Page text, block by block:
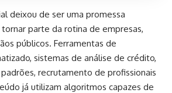
deixou de ser uma promessa
parte da rotina de empresas,
públicos. Ferramentas de
sistemas de análise de crédito,
recrutamento de profissionais
já utilizam algoritmos capazes de